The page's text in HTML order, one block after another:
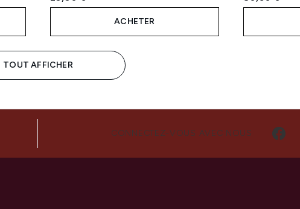
ACHETER
TOUT AFFICHER
CONNECTEZ-VOUS AVEC NOUS